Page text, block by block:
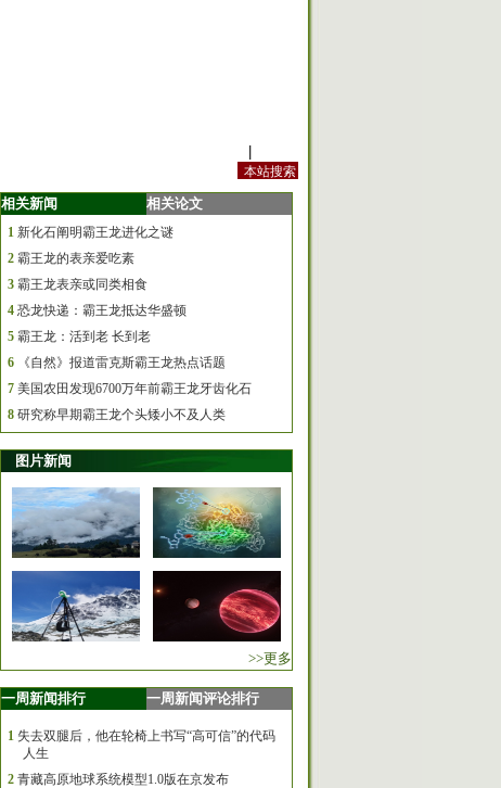
相关新闻 相关论文
1 新化石阐明霸王龙进化之谜
2 霸王龙的表亲爱吃素
3 霸王龙表亲或同类相食
4 恐龙快递：霸王龙抵达华盛顿
5 霸王龙：活到老 长到老
6
《自然》报道雷克斯霸王龙热点话题
7 美国农田发现6700万年前霸王龙牙齿化石
8 研究称早期霸王龙个头矮小不及人类
图片新闻
>>更多
一周新闻排行 一周新闻评论排行
1 失去双腿后，他在轮椅上书写“高可信”的代码
人生
2 青藏高原地球系统模型1.0版在京发布